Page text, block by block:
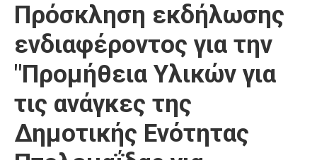
Προσκλήσεις
Αποφάσεις
Τηλέφωνα
Καιρός
Πρόσκληση εκδήλωσης
ενδιαφέροντος για την
"Προμήθεια Υλικών για
τις ανάγκες της
Δημοτικής Ενότητας